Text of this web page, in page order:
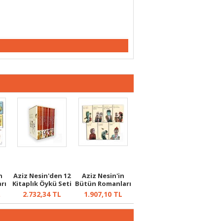
Aziz Nesin'den 12
Kitaplık Öykü Seti
2.732,34TL
Aziz Nesin'in
Bütün Romanları
Seti (7 Ki...
1.907,10 TL